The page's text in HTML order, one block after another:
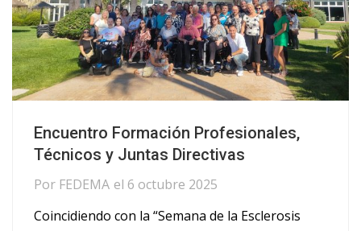
Encuentro Formación Profesionales,
Técnicos y Juntas Directivas
Por FEDEMA el 6 octubre 2025
Coincidiendo con la “Semana de la Esclerosis